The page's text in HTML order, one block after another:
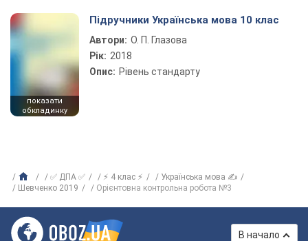
показати
обкладинку
Підручники Українська мова 10 клас
Автори: О. П. Глазова
Рік: 2018
Опис: Рівень стандарту
✅ ДПА ✅ ⚡ 4 клас ⚡
Українська мова ✍
Шевченко 2019
Орієнтовна контрольна робота №3
В начало